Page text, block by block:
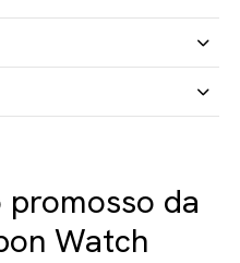
da
Watch